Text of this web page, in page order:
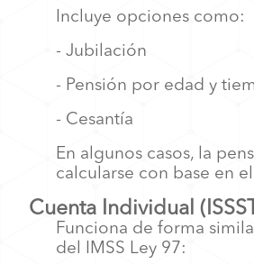
Incluye opciones como:
- Jubilación
- Pensión por edad y
- Cesantía
En algunos casos, la
calcularse con base en
Cuenta Individual
Funciona de forma
del IMSS Ley 97: